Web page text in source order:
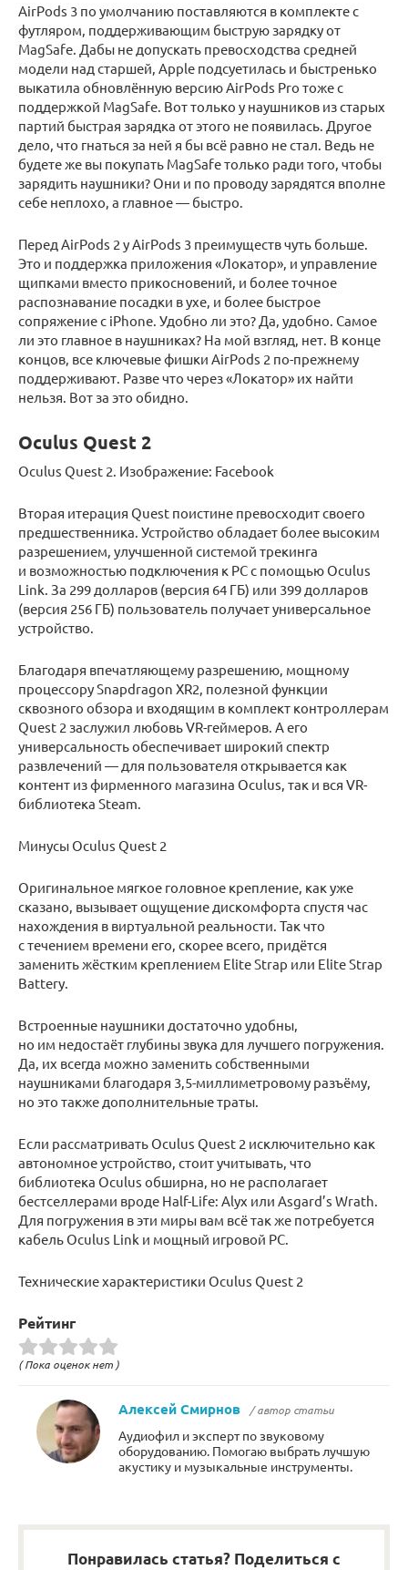
AirPods 3 по умолчанию поставляются в комплекте с
футляром, поддерживающим быструю зарядку от
MagSafe. Дабы не допускать превосходства средней
модели над старшей, Apple подсуетилась и быстренько
выкатила обновлённую версию AirPods Pro тоже с
поддержкой MagSafe. Вот только у наушников из старых
партий быстрая зарядка от этого не появилась. Другое
дело, что гнаться за ней я бы всё равно не стал. Ведь не
будете же вы покупать MagSafe только ради того, чтобы
зарядить наушники? Они и по проводу зарядятся вполне
себе неплохо, а главное — быстро.
Перед AirPods 2 у AirPods 3 преимуществ чуть больше.
Это и поддержка приложения «Локатор», и управление
щипками вместо прикосновений, и более точное
распознавание посадки в ухе, и более быстрое
сопряжение с iPhone. Удобно ли это? Да, удобно. Самое
ли это главное в наушниках? На мой взгляд, нет. В конце
концов, все ключевые фишки AirPods 2 по-прежнему
поддерживают. Разве что через «Локатор» их найти
нельзя. Вот за это обидно.
Oculus Quest 2
Oculus Quest 2. Изображение: Facebook
Вторая итерация Quest поистине превосходит своего
предшественника. Устройство обладает более высоким
разрешением, улучшенной системой трекинга
и возможностью подключения к PC с помощью Oculus
Link. За 299 долларов (версия 64 ГБ) или 399 долларов
(версия 256 ГБ) пользователь получает универсальное
устройство.
Благодаря впечатляющему разрешению, мощному
процессору Snapdragon XR2, полезной функции
сквозного обзора и входящим в комплект контроллерам
Quest 2 заслужил любовь VR-геймеров. А его
универсальность обеспечивает широкий спектр
развлечений — для пользователя открывается как
контент из фирменного магазина Oculus, так и вся VR-
библиотека Steam.
Минусы Oculus Quest 2
Оригинальное мягкое головное крепление, как уже
сказано, вызывает ощущение дискомфорта спустя час
нахождения в виртуальной реальности. Так что
с течением времени его, скорее всего, придётся
заменить жёстким креплением Elite Strap или Elite Strap
Battery.
Встроенные наушники достаточно удобны,
но им недостаёт глубины звука для лучшего погружения.
Да, их всегда можно заменить собственными
наушниками благодаря 3,5-миллиметровому разъёму,
но это также дополнительные траты.
Если рассматривать Oculus Quest 2 исключительно как
автономное устройство, стоит учитывать, что
библиотека Oculus обширна, но не располагает
бестселлерами вроде Half-Life: Alyx или Asgard’s Wrath.
Для погружения в эти миры вам всё так же потребуется
кабель Oculus Link и мощный игровой PC.
Технические характеристики Oculus Quest 2
Рейтинг
( Пока оценок нет )
Алексей Смирнов / автор статьи
Аудиофил и эксперт по звуковому
оборудованию. Помогаю выбрать лучшую
акустику и музыкальные инструменты.
Понравилась статья? Поделиться с